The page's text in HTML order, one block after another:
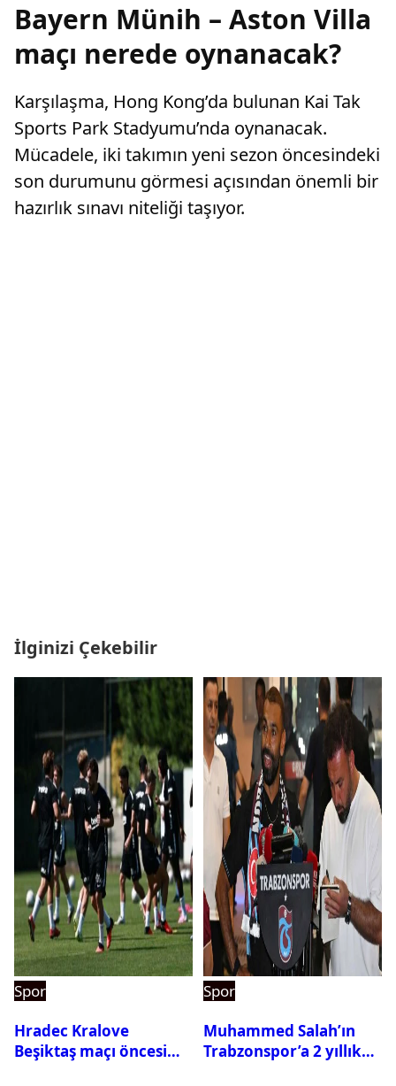
Bayern Münih – Aston Villa
maçı nerede oynanacak?
Karşılaşma, Hong Kong’da bulunan Kai Tak
Sports Park Stadyumu’nda oynanacak.
Mücadele, iki takımın yeni sezon öncesindeki
son durumunu görmesi açısından önemli bir
hazırlık sınavı niteliği taşıyor.
İlginizi Çekebilir
Spor
Hradec Kralove
Beşiktaş maçı öncesi
Spor
Muhammed Salah’ın
Trabzonspor’a 2 yıllık